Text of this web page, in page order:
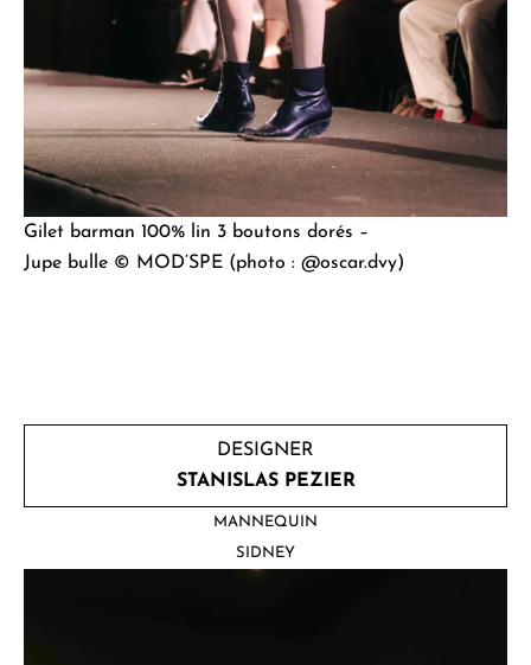
Gilet barman 100% lin 3 boutons dorés –
Jupe bulle © MOD’SPE (photo : @oscar.dvy)
DESIGNER
STANISLAS PEZIER
MANNEQUIN
SIDNEY